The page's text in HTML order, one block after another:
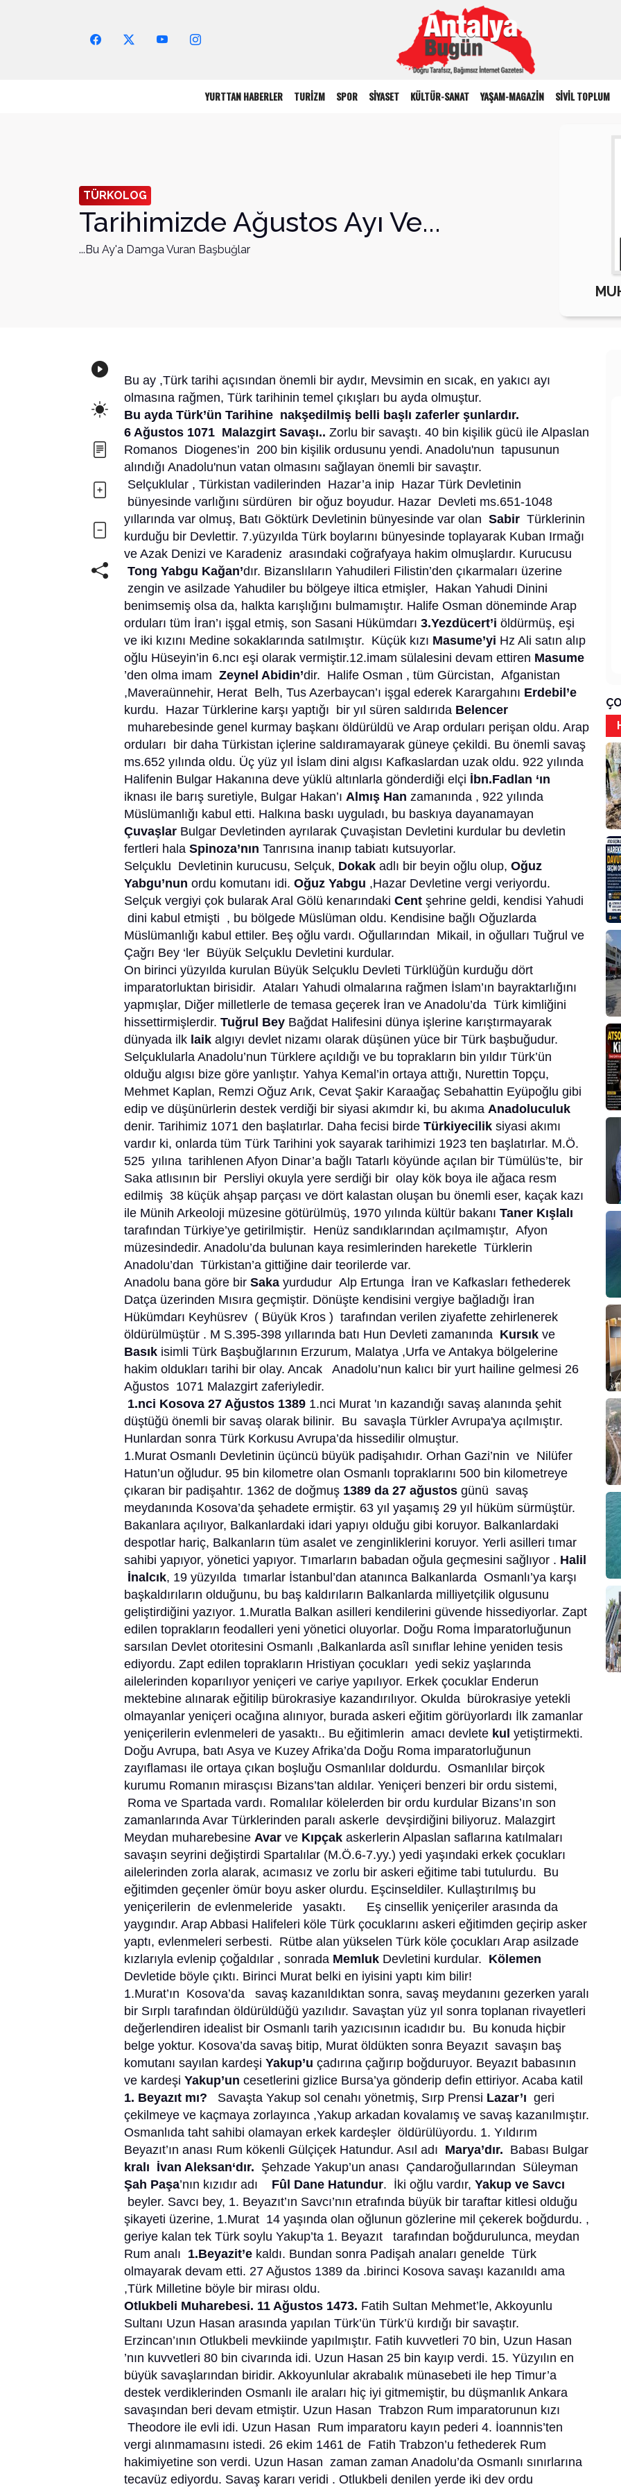
YURTTAN HABERLER TURİZM SPOR SİYASET KÜLTÜR-SANAT YAŞAM-MAGAZİN SİVİL TOPLUM
TÜRKOLOG
Tarihimizde Ağustos Ayı Ve...
...Bu Ay'a Damga Vuran Başbuğlar
Bu ay ,Türk tarihi açısından önemli bir aydır, Mevsimin en sıcak, en yakıcı ayı
olmasına rağmen, Türk tarihinin temel çıkışları bu ayda olmuştur.
Bu ayda Türk’ün Tarihine nakşedilmiş belli başlı zaferler şunlardır.
6 Ağustos 1071 Malazgirt Savaşı.. Zorlu bir savaştı. 40 bin kişilik gücü ile Alpaslan
Romanos Diogenes’in 200 bin kişilik ordusunu yendi. Anadolu'nun tapusunun
alındığı Anadolu'nun vatan olmasını sağlayan önemli bir savaştır.
Selçuklular , Türkistan vadilerinden Hazar’a inip Hazar Türk Devletinin
bünyesinde varlığını sürdüren bir oğuz boyudur. Hazar Devleti ms.651-1048
yıllarında var olmuş, Batı Göktürk Devletinin bünyesinde var olan Sabir Türklerinin
kurduğu bir Devlettir. 7.yüzyılda Türk boylarını bünyesinde toplayarak Kuban Irmağı
ve Azak Denizi ve Karadeniz arasındaki coğrafyaya hakim olmuşlardır. Kurucusu
Tong Yabgu Kağan’dır. Bizanslıların Yahudileri Filistin’den çıkarmaları üzerine
zengin ve asilzade Yahudiler bu bölgeye iltica etmişler, Hakan Yahudi Dinini
benimsemiş olsa da, halkta karışlığını bulmamıştır. Halife Osman döneminde Arap
orduları tüm İran’ı işgal etmiş, son Sasani Hükümdarı 3.Yezdücert’i öldürmüş, eşi
ve iki kızını Medine sokaklarında satılmıştır. Küçük kızı Masume’yi Hz Ali satın alıp
oğlu Hüseyin’in 6.ncı eşi olarak vermiştir.12.imam sülalesini devam ettiren Masume
’den olma imam Zeynel Abidin’dir. Halife Osman , tüm Gürcistan, Afganistan
,Maveraünnehir, Herat Belh, Tus Azerbaycan’ı işgal ederek Karargahını Erdebil’e
kurdu. Hazar Türklerine karşı yaptığı bir yıl süren saldırıda Belencer
muharebesinde genel kurmay başkanı öldürüldü ve Arap orduları perişan oldu. Arap
orduları bir daha Türkistan içlerine saldıramayarak güneye çekildi. Bu önemli savaş
ms.652 yılında oldu. Üç yüz yıl İslam dini algısı Kafkaslardan uzak oldu. 922 yılında
Halifenin Bulgar Hakanına deve yüklü altınlarla gönderdiği elçi İbn.Fadlan ‘ın
iknası ile barış suretiyle, Bulgar Hakan’ı Almış Han zamanında , 922 yılında
Müslümanlığı kabul etti. Halkına baskı uyguladı, bu baskıya dayanamayan
Çuvaşlar Bulgar Devletinden ayrılarak Çuvaşistan Devletini kurdular bu devletin
fertleri hala Spinoza’nın Tanrısına inanıp tabiatı kutsuyorlar.
Selçuklu Devletinin kurucusu, Selçuk, Dokak adlı bir beyin oğlu olup, Oğuz
Yabgu’nun ordu komutanı idi. Oğuz Yabgu ,Hazar Devletine vergi veriyordu.
Selçuk vergiyi çok bularak Aral Gölü kenarındaki Cent şehrine geldi, kendisi Yahudi
dini kabul etmişti , bu bölgede Müslüman oldu. Kendisine bağlı Oğuzlarda
Müslümanlığı kabul ettiler. Beş oğlu vardı. Oğullarından Mikail, in oğulları Tuğrul ve
Çağrı Bey ‘ler Büyük Selçuklu Devletini kurdular.
On birinci yüzyılda kurulan Büyük Selçuklu Devleti Türklüğün kurduğu dört
imparatorluktan birisidir. Ataları Yahudi olmalarına rağmen İslam’ın bayraktarlığını
yapmışlar, Diğer milletlerle de temasa geçerek İran ve Anadolu’da Türk kimliğini
hissettirmişlerdir. Tuğrul Bey Bağdat Halifesini dünya işlerine karıştırmayarak
dünyada ilk laik algıyı devlet nizamı olarak düşünen yüce bir Türk başbuğudur.
Selçuklularla Anadolu’nun Türklere açıldığı ve bu toprakların bin yıldır Türk’ün
olduğu algısı bize göre yanlıştır. Yahya Kemal’in ortaya attığı, Nurettin Topçu,
Mehmet Kaplan, Remzi Oğuz Arık, Cevat Şakir Karaağaç Sebahattin Eyüpoğlu gibi
edip ve düşünürlerin destek verdiği bir siyasi akımdır ki, bu akıma Anadoluculuk
denir. Tarihimiz 1071 den başlatırlar. Daha fecisi birde Türkiyecilik siyasi akımı
vardır ki, onlarda tüm Türk Tarihini yok sayarak tarihimizi 1923 ten başlatırlar. M.Ö.
525 yılına tarihlenen Afyon Dinar’a bağlı Tatarlı köyünde açılan bir Tümülüs’te, bir
Saka atlısının bir Persliyi okuyla yere serdiği bir olay kök boya ile ağaca resm
edilmiş 38 küçük ahşap parçası ve dört kalastan oluşan bu önemli eser, kaçak kazı
ile Münih Arkeoloji müzesine götürülmüş, 1970 yılında kültür bakanı Taner Kışlalı
tarafından Türkiye’ye getirilmiştir. Henüz sandıklarından açılmamıştır, Afyon
müzesindedir. Anadolu’da bulunan kaya resimlerinden hareketle Türklerin
Anadolu’dan Türkistan’a gittiğine dair teorilerde var.
Anadolu bana göre bir Saka yurdudur Alp Ertunga İran ve Kafkasları fethederek
Datça üzerinden Mısıra geçmiştir. Dönüşte kendisini vergiye bağladığı İran
Hükümdarı Keyhüsrev ( Büyük Kros ) tarafından verilen ziyafette zehirlenerek
öldürülmüştür . M S.395-398 yıllarında batı Hun Devleti zamanında Kursık ve
Basık isimli Türk Başbuğlarının Erzurum, Malatya ,Urfa ve Antakya bölgelerine
hakim oldukları tarihi bir olay. Ancak Anadolu’nun kalıcı bir yurt hailine gelmesi 26
Ağustos 1071 Malazgirt zaferiyledir.
1.nci Kosova 27 Ağustos 1389 1.nci Murat 'ın kazandığı savaş alanında şehit
düştüğü önemli bir savaş olarak bilinir. Bu savaşla Türkler Avrupa'ya açılmıştır.
Hunlardan sonra Türk Korkusu Avrupa’da hissedilir olmuştur.
1.Murat Osmanlı Devletinin üçüncü büyük padişahıdır. Orhan Gazi’nin ve Nilüfer
Hatun’un oğludur. 95 bin kilometre olan Osmanlı topraklarını 500 bin kilometreye
çıkaran bir padişahtır. 1362 de doğmuş 1389 da 27 ağustos günü savaş
meydanında Kosova’da şehadete ermiştir. 63 yıl yaşamış 29 yıl hüküm sürmüştür.
Bakanlara açılıyor, Balkanlardaki idari yapıyı olduğu gibi koruyor. Balkanlardaki
despotlar hariç, Balkanların tüm asalet ve zenginliklerini koruyor. Yerli asilleri tımar
sahibi yapıyor, yönetici yapıyor. Tımarların babadan oğula geçmesini sağlıyor . Halil
İnalcık, 19 yüzyılda tımarlar İstanbul’dan atanınca Balkanlarda Osmanlı’ya karşı
başkaldırıların olduğunu, bu baş kaldırıların Balkanlarda milliyetçilik olgusunu
geliştirdiğini yazıyor. 1.Muratla Balkan asilleri kendilerini güvende hissediyorlar. Zapt
edilen toprakların feodalleri yeni yönetici oluyorlar. Doğu Roma İmparatorluğunun
sarsılan Devlet otoritesini Osmanlı ,Balkanlarda asîl sınıflar lehine yeniden tesis
ediyordu. Zapt edilen toprakların Hristiyan çocukları yedi sekiz yaşlarında
ailelerinden koparılıyor yeniçeri ve cariye yapılıyor. Erkek çocuklar Enderun
mektebine alınarak eğitilip bürokrasiye kazandırılıyor. Okulda bürokrasiye yetekli
olmayanlar yeniçeri ocağına alınıyor, burada askeri eğitim görüyorlardı İlk zamanlar
yeniçerilerin evlenmeleri de yasaktı.. Bu eğitimlerin amacı devlete kul yetiştirmekti.
Doğu Avrupa, batı Asya ve Kuzey Afrika’da Doğu Roma imparatorluğunun
zayıflaması ile ortaya çıkan boşluğu Osmanlılar doldurdu. Osmanlılar birçok
kurumu Romanın mirasçısı Bizans’tan aldılar. Yeniçeri benzeri bir ordu sistemi,
Roma ve Spartada vardı. Romalılar kölelerden bir ordu kurdular Bizans’ın son
zamanlarında Avar Türklerinden paralı askerle devşirdiğini biliyoruz. Malazgirt
Meydan muharebesine Avar ve Kıpçak askerlerin Alpaslan saflarına katılmaları
savaşın seyrini değiştirdi Spartalılar (M.Ö.6-7.yy.) yedi yaşındaki erkek çocukları
ailelerinden zorla alarak, acımasız ve zorlu bir askeri eğitime tabi tutulurdu. Bu
eğitimden geçenler ömür boyu asker olurdu. Eşcinseldiler. Kullaştırılmış bu
yeniçerilerin de evlenmeleride yasaktı. Eş cinsellik yeniçeriler arasında da
yaygındır. Arap Abbasi Halifeleri köle Türk çocuklarını askeri eğitimden geçirip asker
yaptı, evlenmeleri serbesti. Rütbe alan yükselen Türk köle çocukları Arap asilzade
kızlarıyla evlenip çoğaldılar , sonrada Memluk Devletini kurdular. Kölemen
Devletide böyle çıktı. Birinci Murat belki en iyisini yaptı kim bilir!
1.Murat’ın Kosova’da savaş kazanıldıktan sonra, savaş meydanını gezerken yaralı
bir Sırplı tarafından öldürüldüğü yazılıdır. Savaştan yüz yıl sonra toplanan rivayetleri
değerlendiren idealist bir Osmanlı tarih yazıcısının icadıdır bu. Bu konuda hiçbir
belge yoktur. Kosova’da savaş bitip, Murat öldükten sonra Beyazıt savaşın baş
komutanı sayılan kardeşi Yakup’u çadırına çağırıp boğduruyor. Beyazıt babasının
ve kardeşi Yakup’un cesetlerini gizlice Bursa’ya gönderip defin ettiriyor. Acaba katil
1. Beyazıt mı?
Savaşta Yakup sol cenahı yönetmiş, Sırp Prensi Lazar’ı geri
çekilmeye ve kaçmaya zorlayınca ,Yakup arkadan kovalamış ve savaş kazanılmıştır.
Osmanlıda taht sahibi olamayan erkek kardeşler öldürülüyordu. 1. Yıldırım
Beyazıt’ın anası Rum kökenli Gülçiçek Hatundur. Asıl adı Marya’dır. Babası Bulgar
kralı İvan Aleksan‘dır. Şehzade Yakup’un anası Çandaroğullarından Süleyman
Şah Paşa’nın kızıdır adı Fûl Dane Hatundur. İki oğlu vardır, Yakup ve Savcı
beyler. Savcı bey, 1. Beyazıt’ın Savcı’nın etrafında büyük bir taraftar kitlesi olduğu
şikayeti üzerine, 1.Murat 14 yaşında olan oğlunun gözlerine mil çekerek boğdurdu. ,
geriye kalan tek Türk soylu Yakup’ta 1. Beyazıt tarafından boğdurulunca, meydan
Rum analı 1.Beyazit’e kaldı. Bundan sonra Padişah anaları genelde Türk
olmayarak devam etti. 27 Ağustos 1389 da .birinci Kosova savaşı kazanıldı ama
,Türk Milletine böyle bir mirası oldu.
Otlukbeli Muharebesi. 11 Ağustos 1473. Fatih Sultan Mehmet’le, Akkoyunlu
Sultanı Uzun Hasan arasında yapılan Türk’ün Türk’ü kırdığı bir savaştır.
Erzincan’ının Otlukbeli mevkiinde yapılmıştır. Fatih kuvvetleri 70 bin, Uzun Hasan
’nın kuvvetleri 80 bin civarında idi. Uzun Hasan 25 bin kayıp verdi. 15. Yüzyılın en
büyük savaşlarından biridir. Akkoyunlular akrabalık münasebeti ile hep Timur’a
destek verdiklerinden Osmanlı ile araları hiç iyi gitmemiştir, bu düşmanlık Ankara
savaşından beri devam etmiştir. Uzun Hasan Trabzon Rum imparatorunun kızı
Theodore ile evli idi. Uzun Hasan Rum imparatoru kayın pederi 4. İoannnis’ten
vergi alınmamasını istedi. 26 ekim 1461 de Fatih Trabzon’u fethederek Rum
hakimiyetine son verdi. Uzun Hasan zaman zaman Anadolu’da Osmanlı sınırlarına
tecavüz ediyordu. Savaş kararı veridi . Otlukbeli denilen yerde iki dev ordu
Arama Yap!